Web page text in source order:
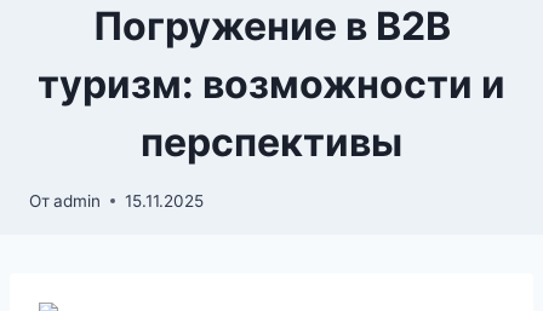
Погружение в B2B
туризм: возможности и
перспективы
Отadmin 15.11.2025